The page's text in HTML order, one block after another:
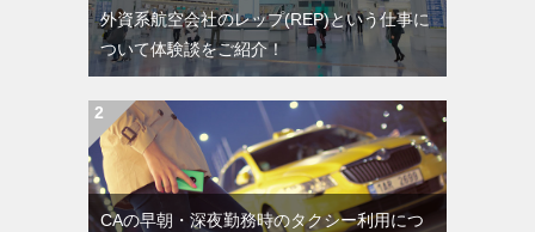
外資系航空会社のレップ(REP)という仕事に
ついて体験談をご紹介！
CAの早朝・深夜勤務時のタクシー利用につ